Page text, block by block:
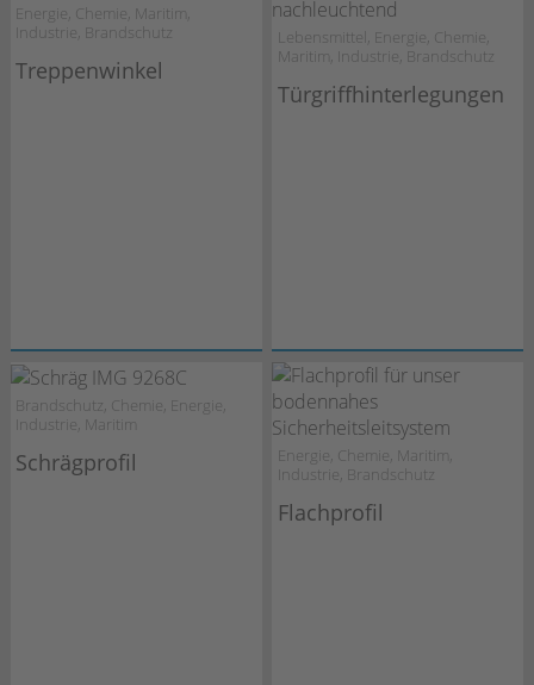
Energie, Chemie, Maritim,
Industrie, Brandschutz
Treppenwinkel
Lebensmittel, Energie, Chemie,
Maritim, Industrie, Brandschutz
Türgriffhinterlegungen
Brandschutz, Chemie, Energie,
Industrie, Maritim
Schrägprofil
Energie, Chemie, Maritim,
Industrie, Brandschutz
Flachprofil